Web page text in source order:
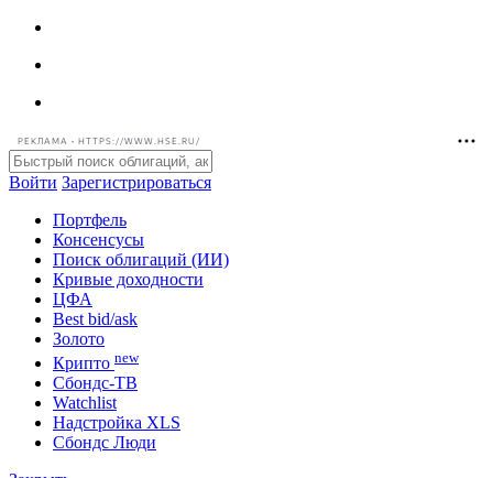
РЕКЛАМА • HTTPS://WWW.HSE.RU/
Войти Зарегистрироваться
Портфель
Консенсусы
Поиск облигаций (ИИ)
Кривые доходности
ЦФА
Best bid/ask
Золото
Крипто new